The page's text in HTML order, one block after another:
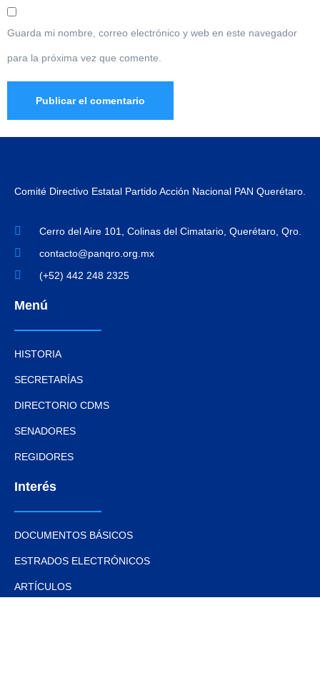
Guarda mi nombre, correo electrónico y web en este navegador
para la próxima vez que comente.
Comité Directivo Estatal Partido Acción Nacional PAN Querétaro.
Cerro del Aire 101, Colinas del Cimatario, Querétaro, Qro.
contacto@panqro.org.mx
(+52) 442 248 2325
Menú
HISTORIA
SECRETARÍAS
DIRECTORIO CDMS
SENADORES
REGIDORES
Interés
DOCUMENTOS BÁSICOS
ESTRADOS ELECTRÓNICOS
ARTÍCULOS